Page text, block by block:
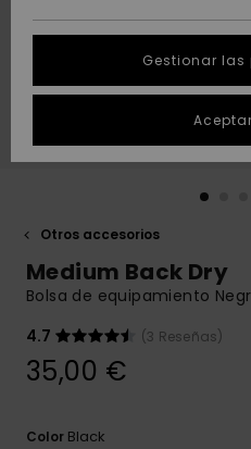
Inicia una
más
Encuentra
las
SOSTENIBILIDAD
Otros accesorios
Medium Back Dry
Bolsa de equipamiento
4.7
(3 Reseñas)
35,00 €
Color Black
Gestionar las